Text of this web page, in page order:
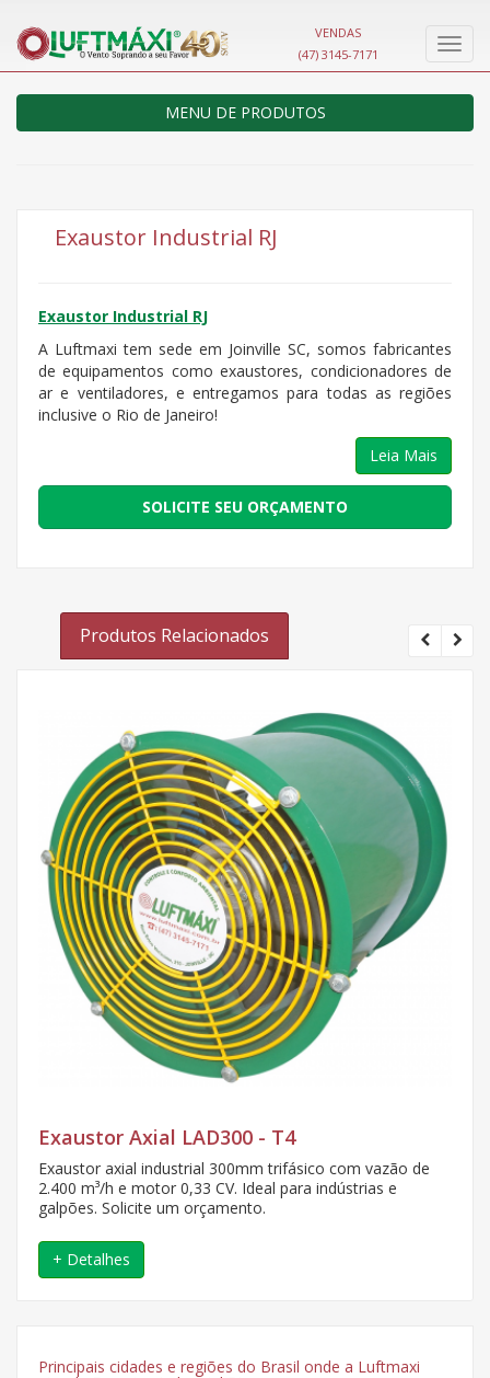
VENDAS
(47) 3145-7171
MENU DE PRODUTOS
Exaustor Industrial RJ
Exaustor Industrial RJ
A Luftmaxi tem sede em Joinville SC, somos fabricantes
de equipamentos como exaustores, condicionadores de
ar e ventiladores, e entregamos para todas as regiões
inclusive o Rio de Janeiro!
Leia Mais
SOLICITE SEU ORÇAMENTO
Produtos Relacionados
Exaustor Axial LAD300 - T4
Exaustor axial industrial 300mm trifásico com vazão de
2.400 m³/h e motor 0,33 CV. Ideal para indústrias e
galpões. Solicite um orçamento.
+ Detalhes
Principais cidades e regiões do Brasil onde a Luftmaxi